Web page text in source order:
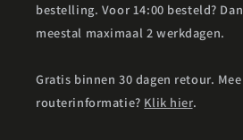
bestelling. Voor 14:00 besteld?
meestal maximaal 2 werkdagen.
Gratis binnen 30 dagen retour.
routerinformatie? Klik hier.